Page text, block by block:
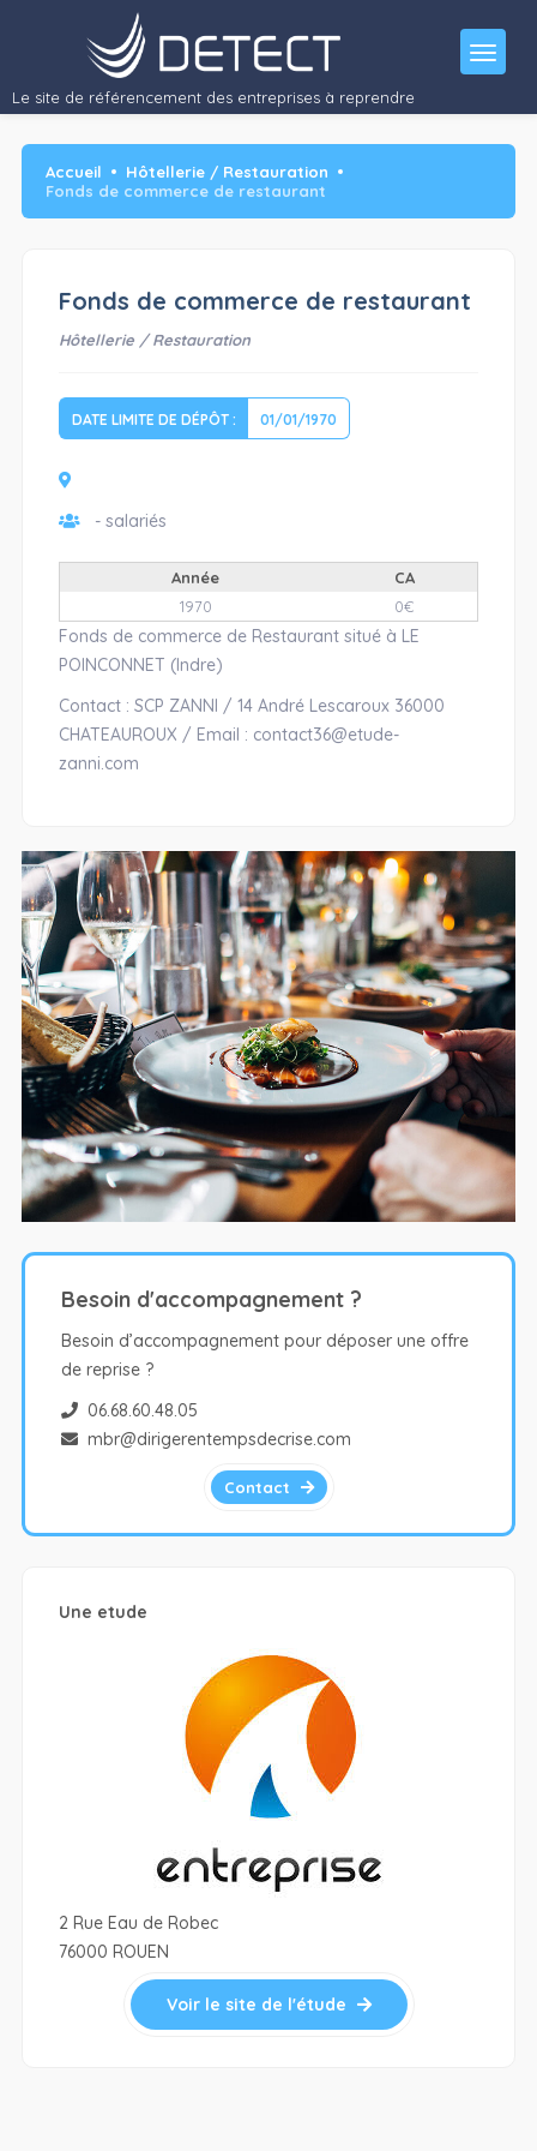
Le site de référencement des entreprises à reprendre
Accueil
Hôtellerie / Restauration
Fonds de commerce de restaurant
Fonds de commerce de restaurant
Hôtellerie / Restauration
DATE LIMITE DE DÉPÔT : 01/01/1970
- salariés
Année
CA
1970
0€
Fonds de commerce de Restaurant situé à LE
POINCONNET (Indre)
Contact : SCP ZANNI / 14 André Lescaroux 36000
CHATEAUROUX / Email : contact36@etude-
zanni.com
Besoin d'accompagnement ?
Besoin d’accompagnement pour déposer une offre
de reprise ?
06.68.60.48.05
mbr@dirigerentempsdecrise.com
Contact
Une etude
2 Rue Eau de Robec
76000 ROUEN
Voir le site de l'étude